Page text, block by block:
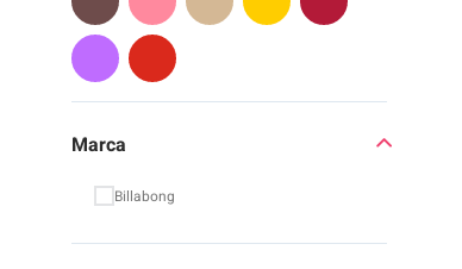
Marca
Billabong